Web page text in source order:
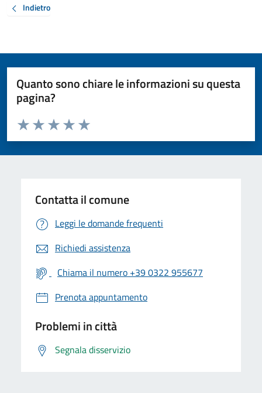
Indietro
Quanto sono chiare le informazioni su questa
pagina?
Valuta da 1 a 5 stelle la pagina
Valuta 5 stelle su 5
Valuta 4 stelle su 5
Valuta 3 stelle su 5
Valuta 2 stelle su 5
Valuta 1 stelle su 5
Contatta il comune
Leggi le domande frequenti
Richiedi assistenza
Chiama il numero +39 0322 955677
Prenota appuntamento
Problemi in città
Segnala disservizio